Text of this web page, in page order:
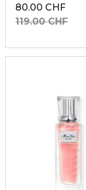
80.00 CHF
119.00 CHF